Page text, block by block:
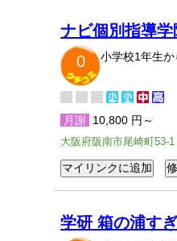
ナビ個別指導
0
小学校1年生
月謝 10,800 円～
大阪府阪南市尾崎町53-
学研 箱の浦す